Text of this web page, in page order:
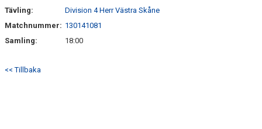
Tävling:
Division 4 Herr Västra Skåne
Matchnummer: 130141081
Samling:
18:00
<< Tillbaka